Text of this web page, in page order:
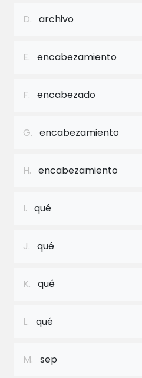
D. archivo
E. encabezamiento
F. encabezado
G. encabezamiento
H. encabezamiento
I. qué
J. qué
K. qué
L. qué
M. sep